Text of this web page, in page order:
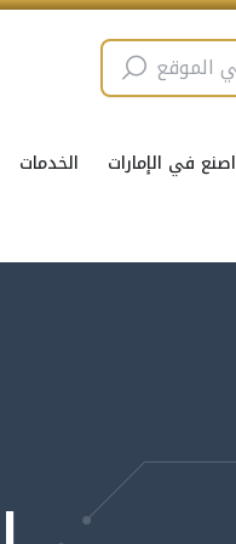
اصنع في الإمارات الخدمات